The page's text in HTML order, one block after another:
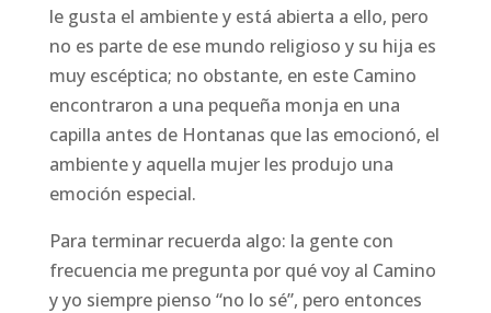
le gusta el ambiente y está abierta a ello, pero
no es parte de ese mundo religioso y su hija es
muy escéptica; no obstante, en este Camino
encontraron a una pequeña monja en una
capilla antes de Hontanas que las emocionó, el
ambiente y aquella mujer les produjo una
emoción especial.
Para terminar recuerda algo: la gente con
frecuencia me pregunta por qué voy al Camino
y yo siempre pienso “no lo sé”, pero entonces